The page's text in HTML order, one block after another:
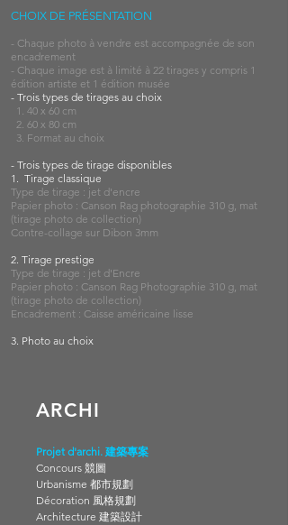
CHOIX DE PRÉSENTATION
- Chaque photo à vendre est accompagnée de son
encadrement
- Chaque image est à limité à 22 tirages y compris 1
édition artiste et 1 édition musée
- Trois types de tirages au choix
1. 40 x 60 cm
2. 60 x 80 cm
3. Format au choix
- Trois types de tirage disponibles
1. Tirage classique
Type de tirage : jet d'encre
Papier photo : Canson Rag photographie 310 g, mat
(tirage photo de collection)
Contre-collage sur Dibon 3mm
2. Tirage prestige
Type de tirage : jet d'Encre
Papier photo : Canson Rag Photographie 310 g, mat
(tirage photo de collection)
Encadrement : Caisse américaine lisse
3. Photo au choix
ARCHI
Projet d'archi. 建築專案
Concours 競圖
Urbanisme 都市規劃
Décoration 風格規劃
Architecture 建築設計